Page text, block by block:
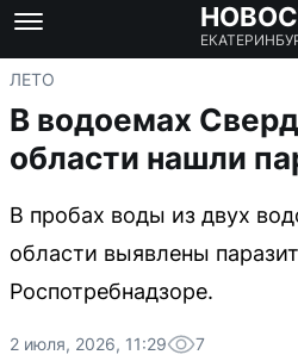
ЛЕТО
В водоемах
области нашли
В пробах воды из двух
области выявлены
Роспотребнадзоре.
2 июля, 2026, 11:29 7